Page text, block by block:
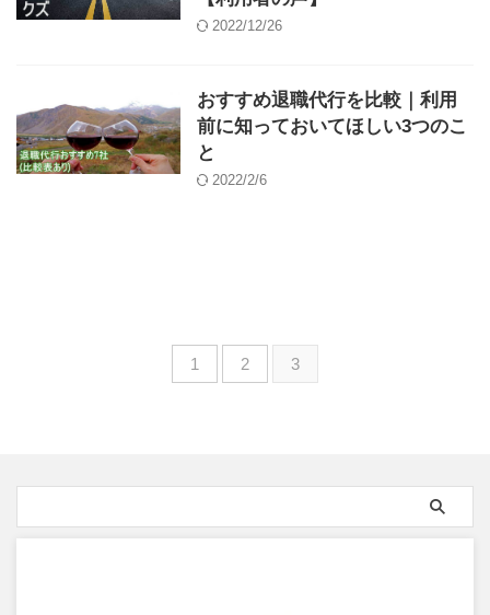
2022/12/26
おすすめ退職代行を比較｜利用
前に知っておいてほしい3つのこ
と
2022/2/6
1 2 3